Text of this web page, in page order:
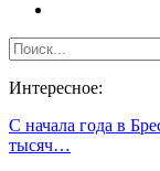
Интересное:
С начала года в
тысяч…